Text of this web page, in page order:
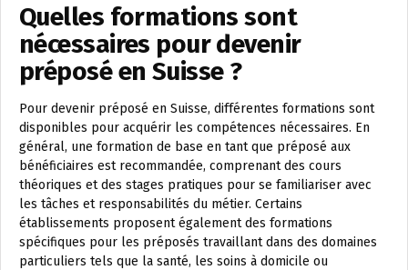
Quelles formations sont
nécessaires pour devenir
préposé en Suisse ?
Pour devenir préposé en Suisse, différentes formations sont
disponibles pour acquérir les compétences nécessaires. En
général, une formation de base en tant que préposé aux
bénéficiaires est recommandée, comprenant des cours
théoriques et des stages pratiques pour se familiariser avec
les tâches et responsabilités du métier. Certains
établissements proposent également des formations
spécifiques pour les préposés travaillant dans des domaines
particuliers tels que la santé, les soins à domicile ou